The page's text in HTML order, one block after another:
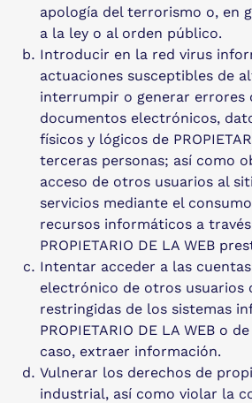
apología del terrorismo o, en
a la ley o al orden público.
Introducir en la red virus
actuaciones susceptibles de
interrumpir o generar errores
documentos electrónicos,
físicos y lógicos de
terceras personas; así como
acceso de otros usuarios al
servicios mediante el
recursos informáticos a
PROPIETARIO DE LA WEB
Intentar acceder a las
electrónico de otros usuarios
restringidas de los sistemas
PROPIETARIO DE LA WEB o
caso, extraer información.
Vulnerar los derechos de
industrial, así como violar la